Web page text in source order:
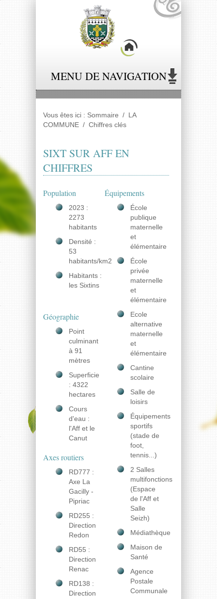
MENU DE NAVIGATION
Vous êtes ici : Sommaire /
LA
COMMUNE / Chiffres clés
SIXT SUR AFF EN
CHIFFRES
Population
2023 :
2273
habitants
Densité :
53
habitants/km2
Habitants :
les Sixtins
Géographie
Point
culminant
à 91
mètres
Superficie
: 4322
hectares
Cours
d'eau :
l'Aff et le
Canut
Axes routiers
RD777 :
Axe La
Gacilly -
Pipriac
RD255 :
Direction
Redon
RD55 :
Direction
Renac
RD138 :
Direction
Équipements
École
publique
maternelle
et
élémentaire
École
privée
maternelle
et
élémentaire
Ecole
alternative
maternelle
et
élémentaire
Cantine
scolaire
Salle de
loisirs
Équipements
sportifs
(stade de
foot,
tennis...)
2 Salles
multifonctions
(Espace
de l'Aff et
Salle
Seizh)
Médiathèque
Maison de
Santé
Agence
Postale
Communale
Panneau de gestion des cookies